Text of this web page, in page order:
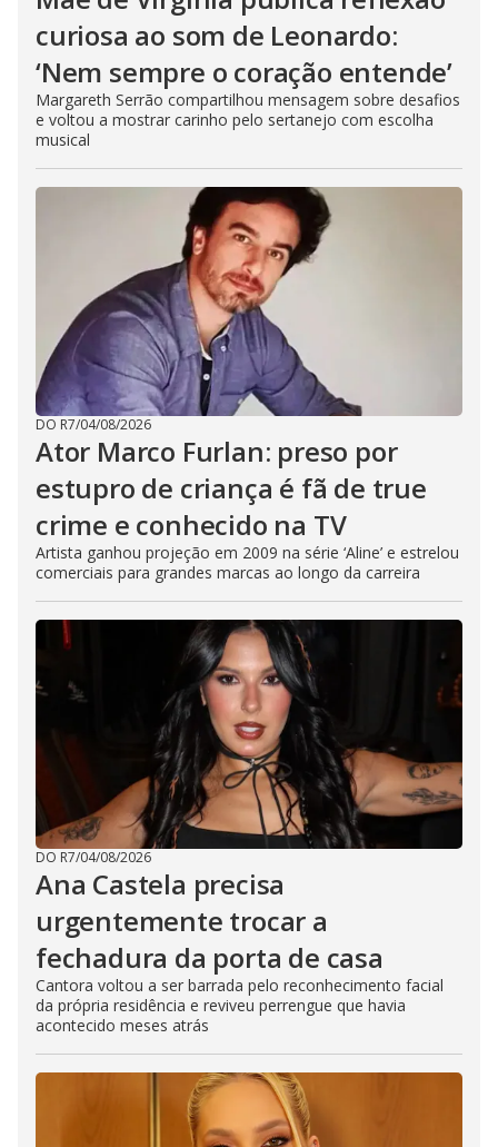
curiosa ao som de Leonardo:
‘Nem sempre o coração entende’
Margareth Serrão compartilhou mensagem sobre desafios
e voltou a mostrar carinho pelo sertanejo com escolha
musical
DO R7/04/08/2026
Ator Marco Furlan: preso por
estupro de criança é fã de true
crime e conhecido na TV
Artista ganhou projeção em 2009 na série ‘Aline’ e estrelou
comerciais para grandes marcas ao longo da carreira
DO R7/04/08/2026
Ana Castela precisa
urgentemente trocar a
fechadura da porta de casa
Cantora voltou a ser barrada pelo reconhecimento facial
da própria residência e reviveu perrengue que havia
acontecido meses atrás